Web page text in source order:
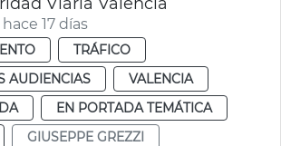
17 días
TRÁFICO
AUDIENCIAS
VALENCIA
EN PORTADA TEMÁTICA
GIUSEPPE GREZZI